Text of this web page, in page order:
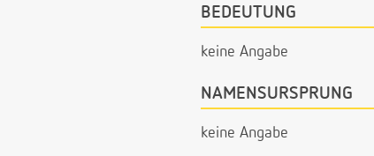
BEDEUTUNG
keine Angabe
NAMENSURSPRUNG
keine Angabe